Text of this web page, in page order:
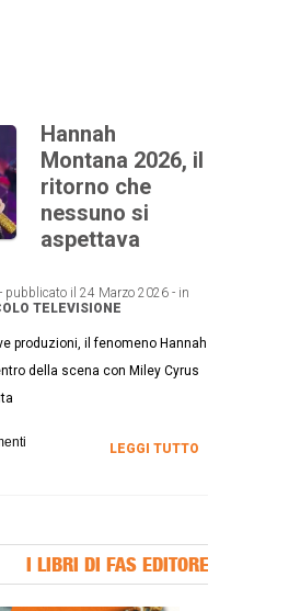
Hannah
Montana 2026, il
ritorno che
nessuno si
aspettava
pubblicato il 24 Marzo 2026 - in
TELEVISIONE
produzioni, il fenomeno Hannah
della scena con Miley Cyrus
LEGGI TUTTO
I LIBRI DI FAS EDITORE